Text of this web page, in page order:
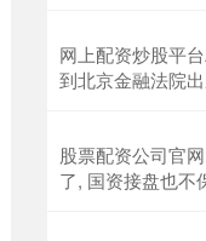
网上配资炒股平
到北京金融法院
股票配资公司官
了, 国资接盘也不